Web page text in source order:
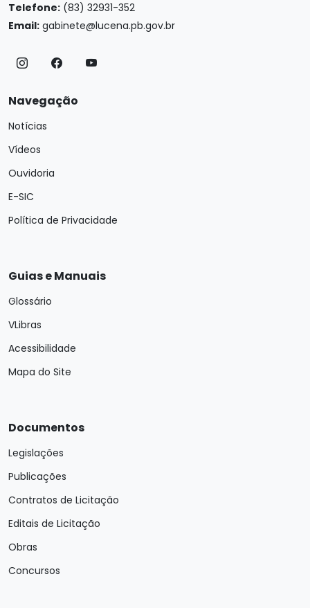
Telefone: (83) 32931-352
Email: gabinete@lucena.pb.gov.br
Navegação
Notícias
Vídeos
Ouvidoria
E-SIC
Política de Privacidade
Guias e Manuais
Glossário
VLibras
Acessibilidade
Mapa do Site
Documentos
Legislações
Publicações
Contratos de Licitação
Editais de Licitação
Obras
Concursos